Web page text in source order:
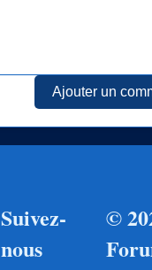
Ajouter un
Suivez-
nous
©